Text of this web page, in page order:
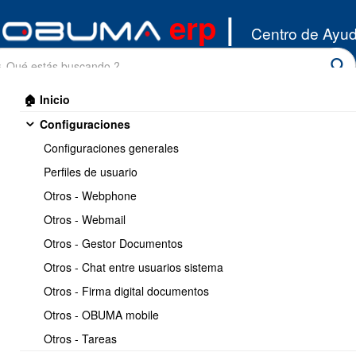
erp | Centro de
🏠 Inicio
Configuraciones
Configuraciones generales
Perfiles de usuario
Otros - Webphone
Otros - Webmail
Otros - Gestor Documentos
Otros - Chat entre usuarios sistema
Otros - Firma digital documentos
Otros - OBUMA mobile
Otros - Tareas
Miscelaneos/Casos de Uso - Inventarios
Imprimir
Como corregir casos donde
esta erróneo el costo